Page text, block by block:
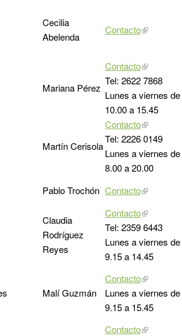
Cecilia
Abelenda
Contacto
Mariana Pérez
Contacto
Tel: 2622 7868
Lunes a viernes de
10.00 a 15.45
Martín Cerisola
Contacto
Tel: 2226 0149
Lunes a viernes de
8.00 a 20.00
Pablo Trochón Contacto
Claudia
Rodríguez
Reyes
Contacto
Tel: 2359 6443
Lunes a viernes de
9.15 a 14.45
Malí Guzmán
Contacto
Lunes a viernes de
9.15 a 15.45
Contacto